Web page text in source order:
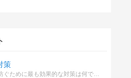
策
チャドクガの被害を防ぐために最も効果的な対策は何ですか